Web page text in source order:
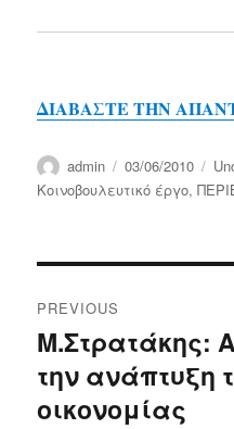
ΔΙΑΒΑΣΤΕ ΤΗΝ
Author
admin
Posted
on
03/06/2010
Κοινοβουλευτικό έργο,
navigation
PREVIOUS
Previous
post:
Μ.Στρατάκης:
την ανάπτυξη
οικονομίας